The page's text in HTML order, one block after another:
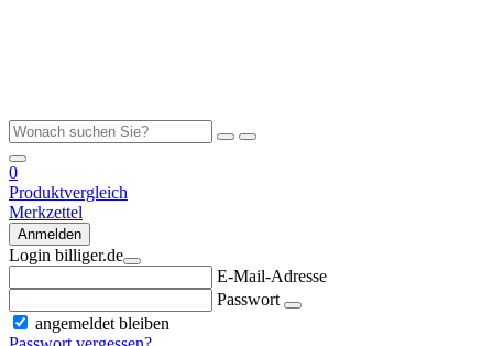
0
Produktvergleich
Merkzettel
Anmelden
Login billiger.de
E-Mail-Adresse
Passwort
angemeldet bleiben